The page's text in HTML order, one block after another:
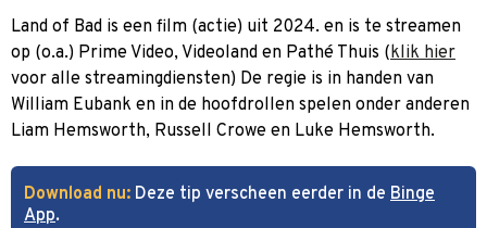
Land of Bad is een film (actie) uit 2024. en is te streamen
op (o.a.) Prime Video, Videoland en Pathé Thuis (klik hier
voor alle streamingdiensten) De regie is in handen van
William Eubank en in de hoofdrollen spelen onder anderen
Liam Hemsworth, Russell Crowe en Luke Hemsworth.
Download nu: Deze tip verscheen eerder in de Binge
App.